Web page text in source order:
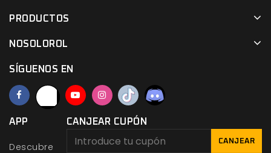
PRODUCTOS
NOSOLOROL
SÍGUENOS EN
APP
Descubre
CANJEAR CUPÓN
CANJEAR